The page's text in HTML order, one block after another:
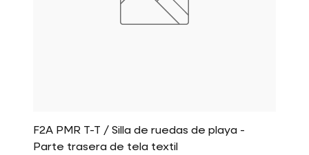
F2A PMR T-T / Silla de ruedas de playa -
Parte trasera de tela textil